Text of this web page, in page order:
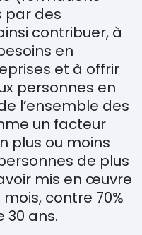
par des
contribuer, à
en
et à offrir
personnes en
l’ensemble des
un facteur
plus ou moins
de plus
mis en œuvre
contre 70%
30 ans.